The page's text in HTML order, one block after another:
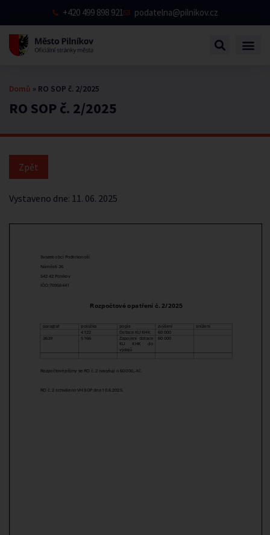
+420 499 898 921 podatelna@pilnikov.cz
RO SOP č. 2/2025
Domů » RO SOP č. 2/2025
Vystaveno dne: 11. 06. 2025